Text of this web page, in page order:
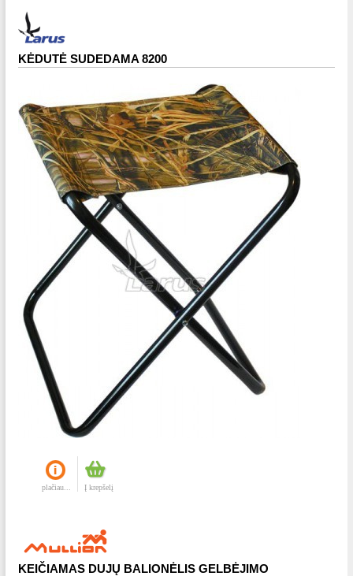
KĖDUTĖ SUDEDAMA 8200
plačiau... Į krepšelį
KEIČIAMAS DUJŲ BALIONĖLIS GELBĖJIMO